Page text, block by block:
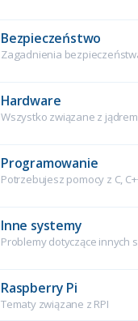
Bezpieczeństwo
Zagadnienia
Hardware
Wszystko związane z
Programowanie
Potrzebujesz pomocy z C,
Inne systemy
Problemy dotyczące innych
Raspberry Pi
Tematy związane z RPI